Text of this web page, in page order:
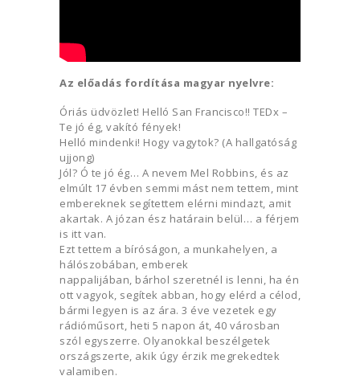
Az előadás fordítása magyar nyelvre:
Óriás üdvözlet! Helló San Francisco!! TEDx –
Te jó ég, vakító fények!
Helló mindenki! Hogy vagytok? (A hallgatóság
ujjong)
Jól? Ó te jó ég… A nevem Mel Robbins, és az
elmúlt 17 évben semmi mást nem tettem, mint
embereknek segítettem elérni mindazt, amit
akartak. A józan ész határain belül… a férjem
is itt van.
Ezt tettem a bíróságon, a munkahelyen, a
hálószobában, emberek
nappalijában, bárhol szeretnél is lenni, ha én
ott vagyok, segítek abban, hogy elérd a célod,
bármi legyen is az ára. 3 éve vezetek egy
rádióműsort, heti 5 napon át, 40 városban
szól egyszerre. Olyanokkal beszélgetek
országszerte, akik úgy érzik megrekedtek
valamiben.